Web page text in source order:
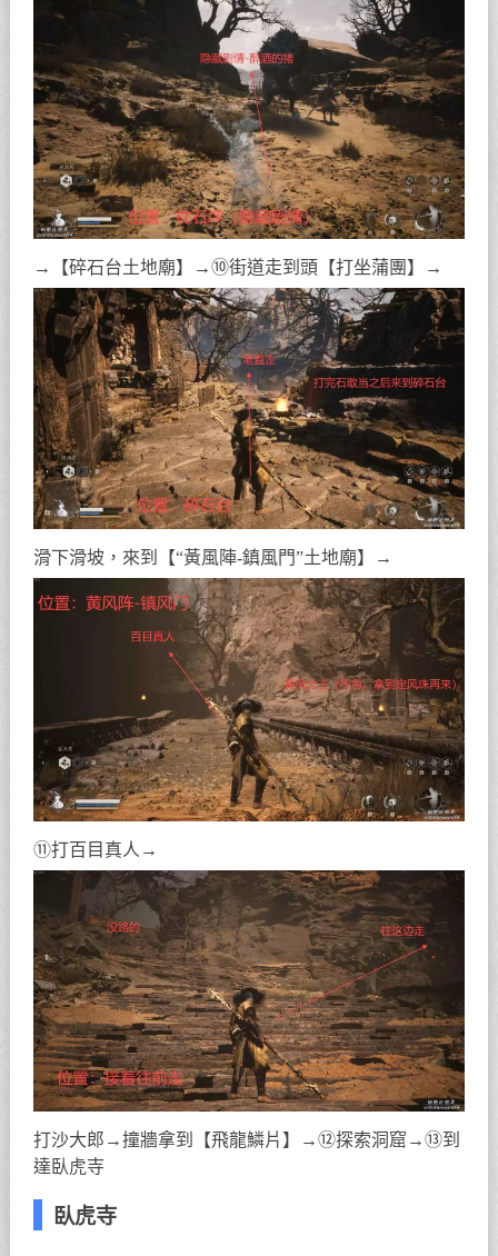
→【碎石台土地廟】→⑩街道走到頭【打坐蒲團】→
滑下滑坡，來到【“黃風陣-鎮風門”土地廟】→
⑪打百目真人→
打沙大郎→撞牆拿到【飛龍鱗片】→⑫探索洞窟→⑬到
達臥虎寺
臥虎寺